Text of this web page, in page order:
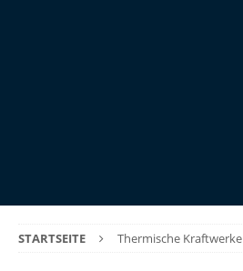
STARTSEITE Thermische Kraftwerke